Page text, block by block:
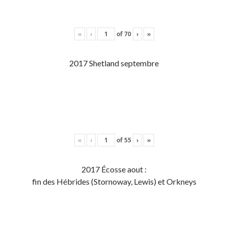
« ‹ of70 › »
2017 Shetland septembre
« ‹ of55 › »
2017 Écosse aout :
fin des Hébrides (Stornoway, Lewis) et Orkneys